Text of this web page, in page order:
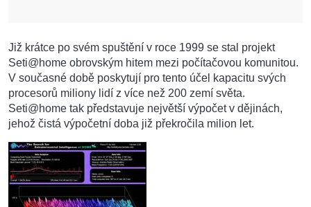
Již krátce po svém spuštění v roce 1999 se stal projekt
Seti@home obrovským hitem mezi počítačovou komunitou.
V současné době poskytují pro tento účel kapacitu svých
procesorů miliony lidí z více než 200 zemí světa.
Seti@home tak představuje největší výpočet v dějinách,
jehož čistá výpočetní doba již překročila milion let.